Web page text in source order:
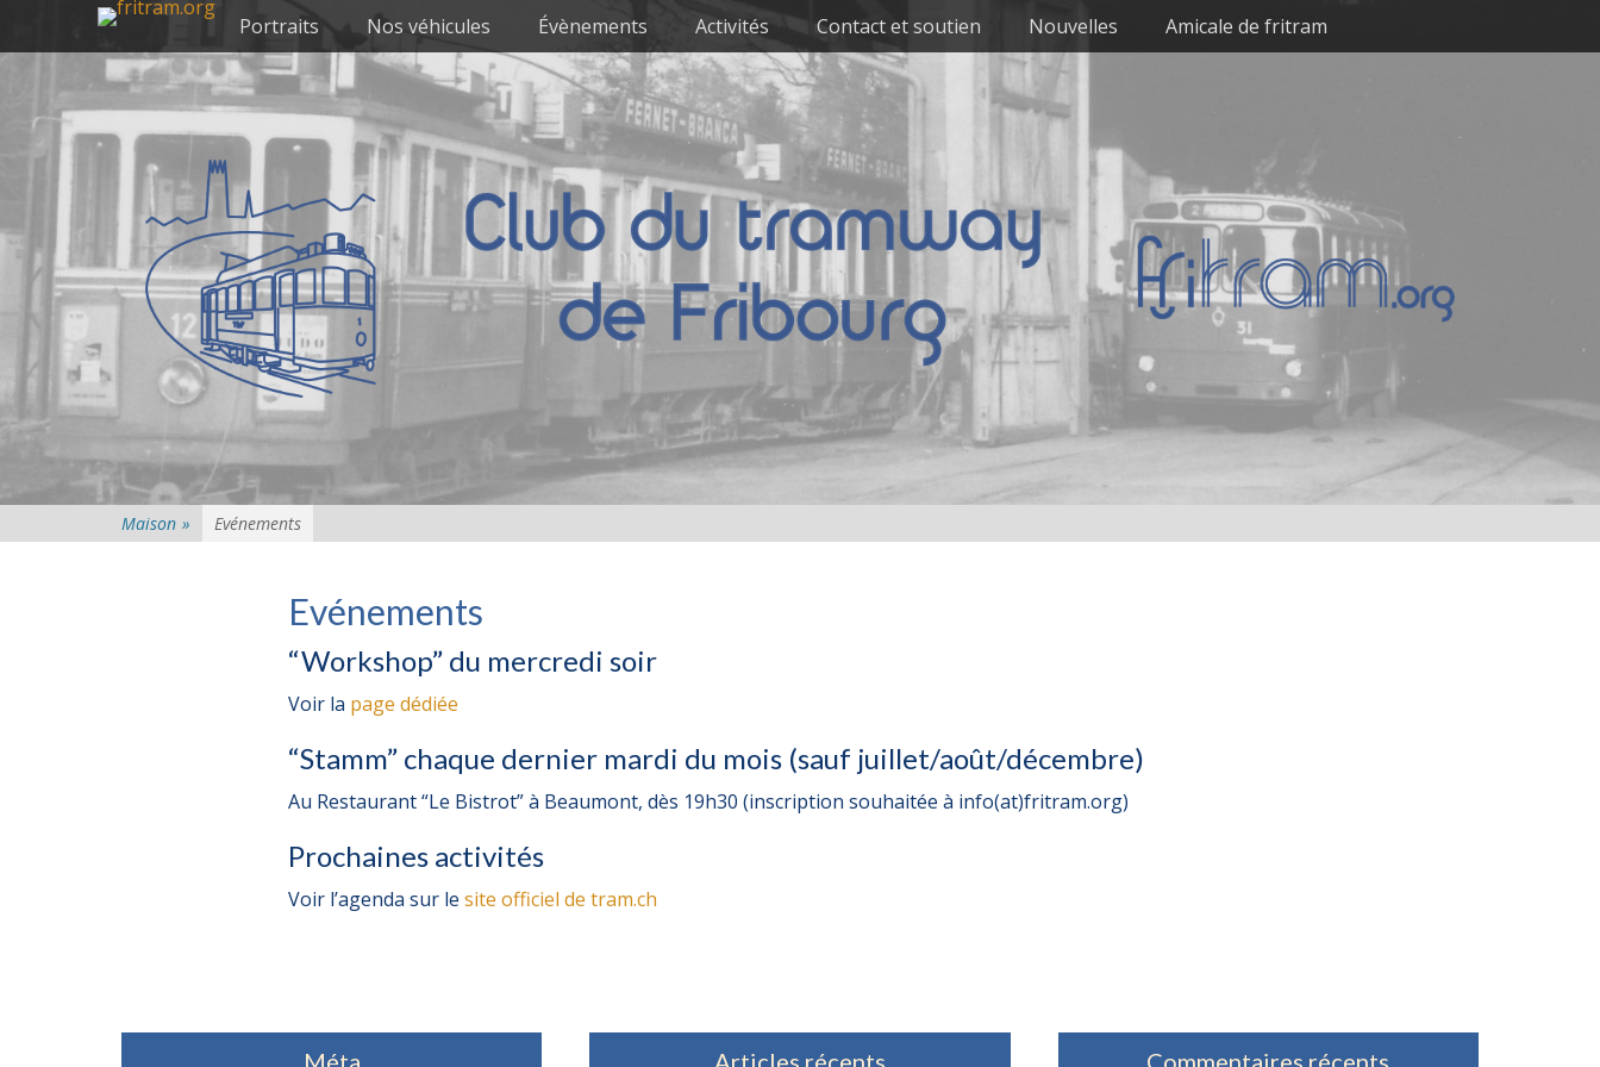
Passer
contenu
Premier menuPortraits Nos véhicules Évènements Activités Contact et soutien Nouvelles Amicale de fritram
Maison » Evénements
Evénements
“Workshop” du mercredi soir
Voir la page dédiée
“Stamm” chaque dernier mardi du mois (sauf juillet/août/décembre)
Au Restaurant “Le Bistrot” à Beaumont, dès 19h30 (inscription souhaitée à info(at)fritram.org)
Prochaines activités
Voir l’agenda sur le site officiel de tram.ch
Méta Articles récents Commentaires récents